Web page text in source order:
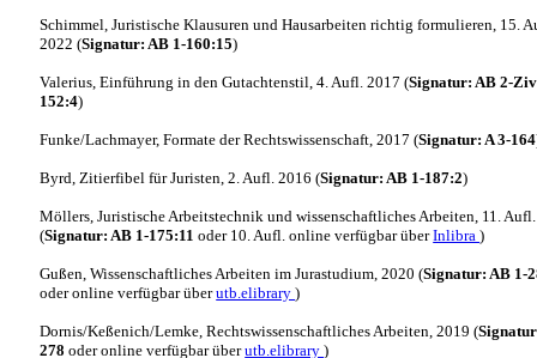
Schimmel, Juristische Klausuren und Hausarbeiten richtig formulieren, 15.
2022 (Signatur: AB 1-160:15)
Valerius, Einführung in den Gutachtenstil, 4. Aufl. 2017 (Signatur: AB 2-
152:4)
Funke/Lachmayer, Formate der Rechtswissenschaft, 2017 (Signatur: A 3-164
Byrd, Zitierfibel für Juristen, 2. Aufl. 2016 (Signatur: AB 1-187:2)
Möllers, Juristische Arbeitstechnik und wissenschaftliches Arbeiten, 11.
(Signatur: AB 1-175:11 oder 10. Aufl. online verfügbar überInlibra)
Gußen, Wissenschaftliches Arbeiten im Jurastudium, 2020 (Signatur: AB 1-
oder online verfügbar überutb.elibrary)
Dornis/Keßenich/Lemke, Rechtswissenschaftliches Arbeiten, 2019 (
278 oder online verfügbar überutb.elibrary)